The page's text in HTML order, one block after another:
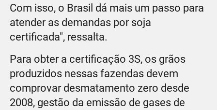
Com isso, o Brasil dá mais um passo para
atender as demandas por soja
certificada", ressalta.
Para obter a certificação 3S, os grãos
produzidos nessas fazendas devem
comprovar desmatamento zero desde
2008, gestão da emissão de gases de